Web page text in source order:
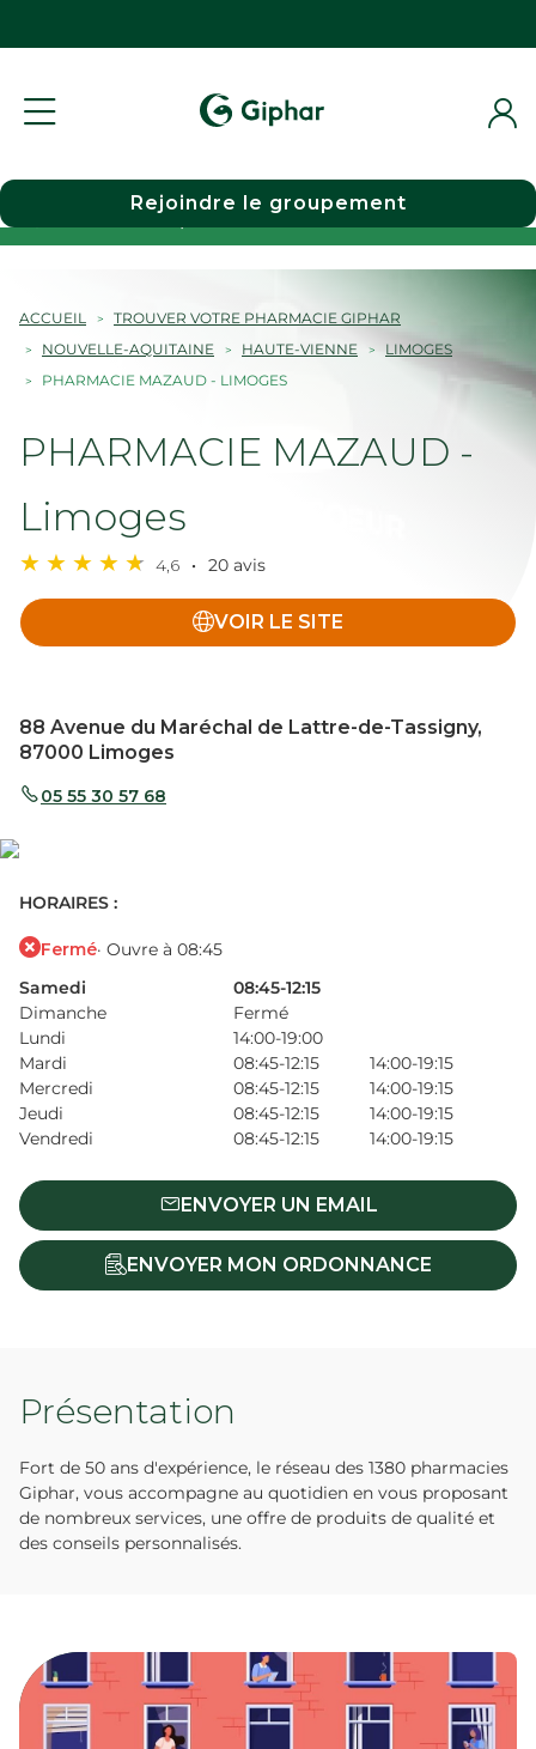
Choisir une pharmacie
Rejoindre le groupement
ACCUEIL
TROUVER VOTRE PHARMACIE GIPHAR
NOUVELLE-AQUITAINE
HAUTE-VIENNE
LIMOGES
PHARMACIE MAZAUD - LIMOGES
PHARMACIE MAZAUD -
Limoges
4,6 20 avis
VOIR LE SITE
88 Avenue du Maréchal de Lattre-de-Tassigny,
87000 Limoges
05 55 30 57 68
HORAIRES :
Fermé· Ouvre à 08:45
Samedi
08:45-12:15
Dimanche
Fermé
Lundi
14:00-19:00
Mardi
08:45-12:15
14:00-19:15
Mercredi
08:45-12:15
14:00-19:15
Jeudi
08:45-12:15
14:00-19:15
Vendredi
08:45-12:15 14:00-19:15
ENVOYER UN EMAIL
ENVOYER MON ORDONNANCE
Présentation
Fort de 50 ans d'expérience, le réseau des 1380 pharmacies
Giphar, vous accompagne au quotidien en vous proposant
de nombreux services, une offre de produits de qualité et
des conseils personnalisés.